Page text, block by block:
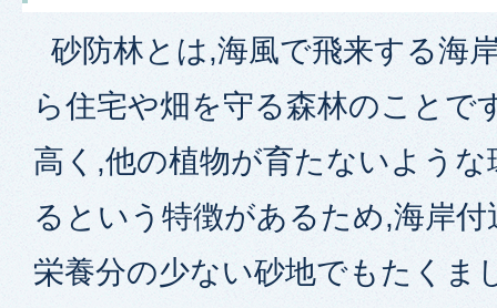
砂防林とは,海風で飛来する海
ら住宅や畑を守る森林のことで
高く,他の植物が育たないよう
るという特徴があるため,海岸
栄養分の少ない砂地でもたくま